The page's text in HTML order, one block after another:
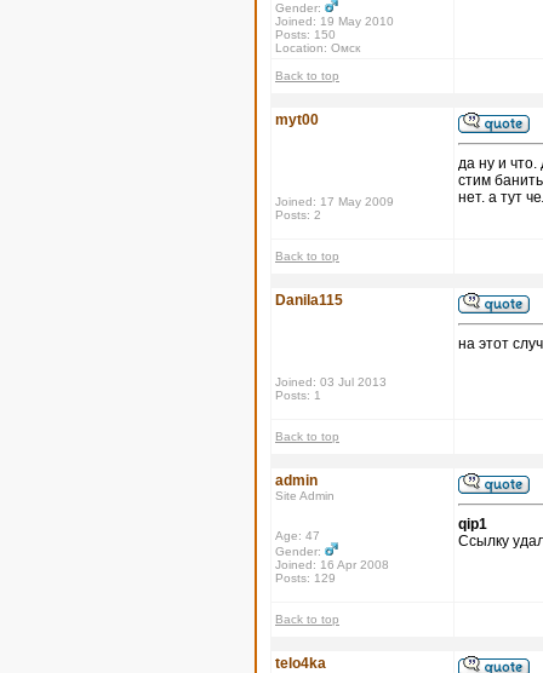
Gender:
Joined: 19 May 2010
Posts: 150
Location: Омск
Back to top
myt00
Joined: 17 May 2009
Posts: 2
да ну и что.
стим
нет. а тут
Back to top
Danila115
Joined: 03 Jul 2013
Posts: 1
на этот
Back to top
admin
Site Admin
Age: 47
Gender:
Joined: 16 Apr 2008
Posts: 129
qip1
Ссылку
Back to top
telo4ka